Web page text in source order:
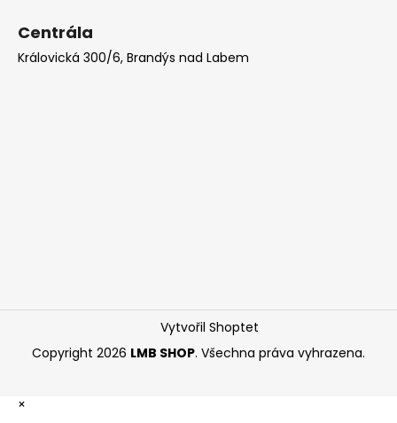
Centrála
Královická 300/6, Brandýs nad Labem
Vytvořil Shoptet
Copyright 2026 LMB SHOP. Všechna práva vyhrazena.
×